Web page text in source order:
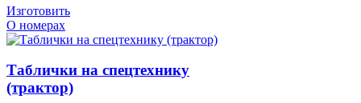
Изготовить
О номерах
Таблички на спецтехнику
(трактор)